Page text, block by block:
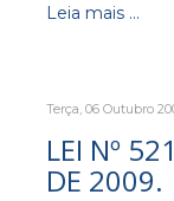
Leia mais ...
Terça, 06 Outubro
LEI Nº
DE 2009.